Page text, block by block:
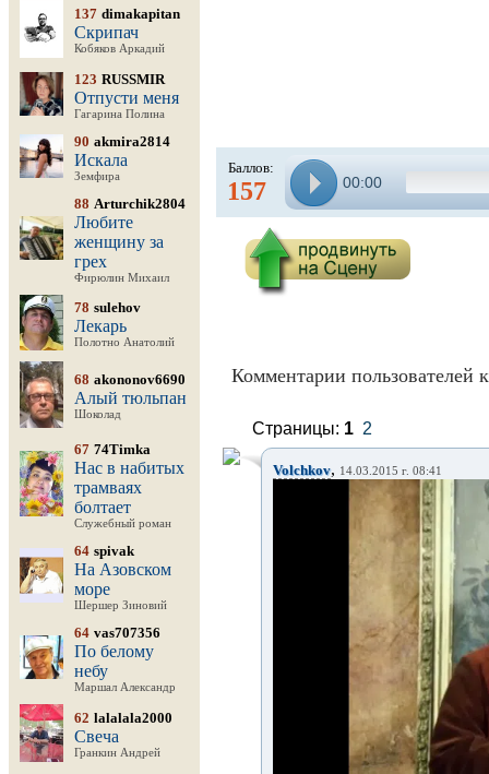
137 dimakapitan
Скрипач
Кобяков Аркадий
123 RUSSMIR
Отпусти меня
Гагарина Полина
90 akmira2814
Искала
Земфира
88 Arturchik2804
Любите
женщину за
грех
Фирюлин Михаил
78 sulehov
Лекарь
Полотно Анатолий
68 akononov6690
Алый тюльпан
Шоколад
67 74Timka
Нас в набитых
трамваях
болтает
Служебный роман
64 spivak
На Азовском
море
Шершер Зиновий
64 vas707356
По белому
небу
Маршал Александр
62 lalalala2000
Свеча
Гранкин Андрей
Баллов:
157 00:00
Комментарии пользователей
Страницы: 1 2
Volchkov, 14.03.2015 г. 08:41